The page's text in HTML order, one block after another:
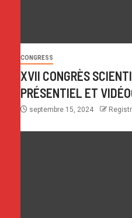
CONGRESS
XVII CONGRÈS
PRÉSENTIEL ET
septembre 15, 2024